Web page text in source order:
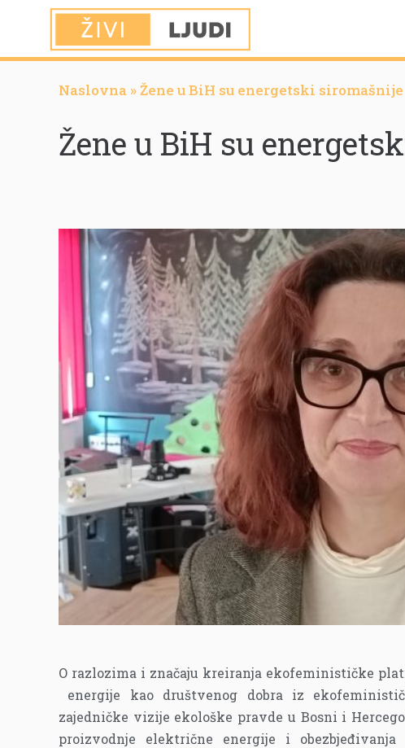
Naslovna »Žene u BiH su energetski siromašnije
Žene u BiH su
O razlozima i značaju kreiranja ekofeminističke
energije kao društvenog dobra iz
zajedničke vizije ekološke pravde u Bosni i
proizvodnje električne energije i